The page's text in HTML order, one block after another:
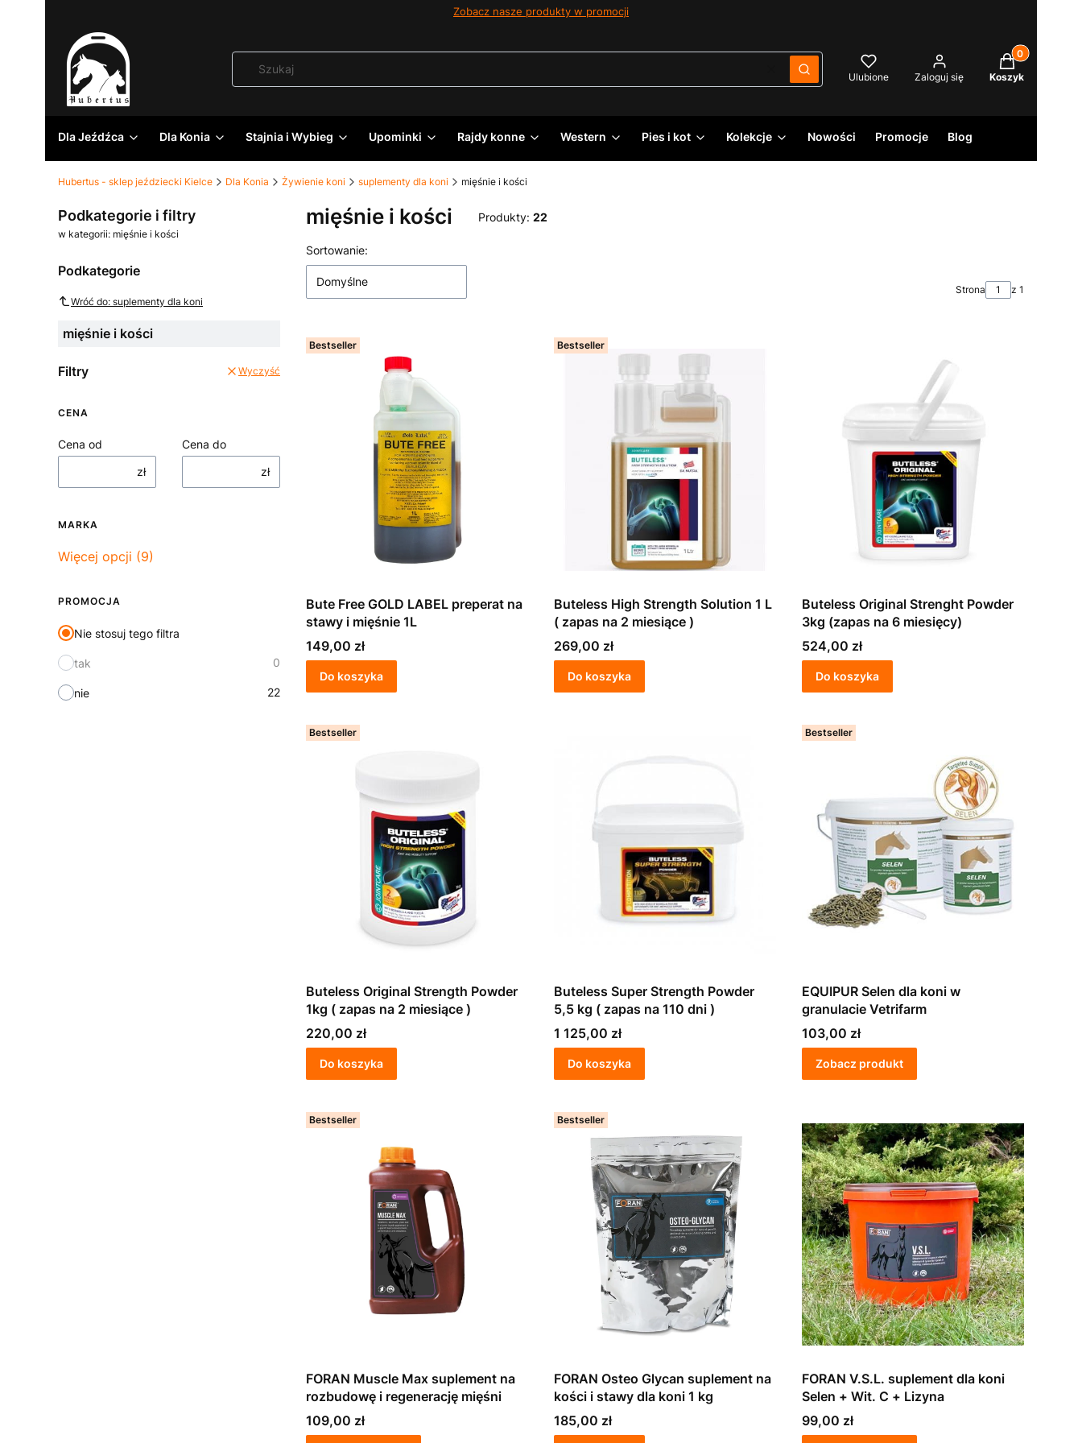
Zobacz nasze produkty w promocji
WyczyśćSzukaj Ulubione Zaloguj się
Produkty w
Koszyk
Dla Jeźdźca Dla Konia Stajnia i Wybieg Upominki Rajdy konne Western Pies i kot Kolekcje Nowości Promocje Blog
Hubertus - sklep jeździecki Kielce Dla Konia Żywienie koni suplementy dla koni mięśnie i kości
Podkategorie i filtry
w kategorii: mięśnie i kości
Podkategorie
Wróć do: suplementy dla koni
mięśnie i kości
Filtry Wyczyść
CENA
Cena od
zł
Cena do
zł
MARKA
Marka
Więcej opcji (9)
PROMOCJA
Nie stosuj tego filtra
tak 0
nie 22
mięśnie i kości Produkty: 22
Lista produktów
Sortowanie:
Domyślne
Strona z 1
Bestseller
Bute Free GOLD LABEL preperat na
stawy i mięśnie 1L
Cena
149,00 zł
Do koszyka
Bestseller
Buteless High Strength Solution 1 L
( zapas na 2 miesiące )
Cena
269,00 zł
Do koszyka
Buteless Original Strenght Powder
3kg (zapas na 6 miesięcy)
Cena
524,00 zł
Do koszyka
Bestseller
Buteless Original Strength Powder
1kg ( zapas na 2 miesiące )
Cena
220,00 zł
Do koszyka
Buteless Super Strength Powder
5,5 kg ( zapas na 110 dni )
Cena
1 125,00 zł
Do koszyka
Bestseller
EQUIPUR Selen dla koni w
granulacie Vetrifarm
Cena
103,00 zł
Zobacz produkt
Bestseller
FORAN Muscle Max suplement na
rozbudowę i regenerację mięśni
Cena
109,00 zł
Bestseller
FORAN Osteo Glycan suplement na
kości i stawy dla koni 1 kg
Cena
185,00 zł
FORAN V.S.L. suplement dla koni
Selen + Wit. C + Lizyna
Cena
99,00 zł